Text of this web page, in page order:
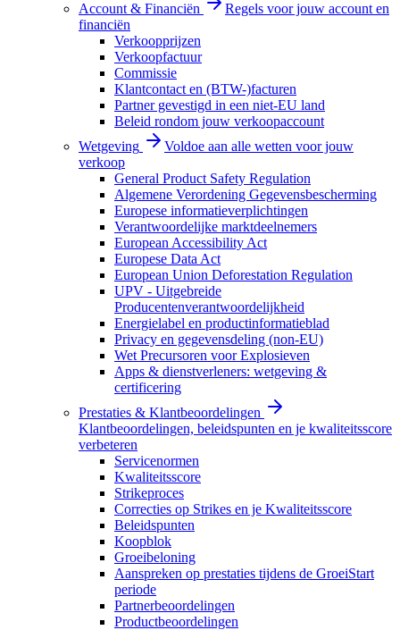
Account & Financiën
Regels voor jouw account en
financiën
Verkoopprijzen
Verkoopfactuur
Commissie
Klantcontact en (BTW-)facturen
Partner gevestigd in een niet-EU land
Beleid rondom jouw verkoopaccount
Wetgeving
Voldoe aan alle wetten voor jouw
verkoop
General Product Safety Regulation
Algemene Verordening Gegevensbescherming
Europese informatieverplichtingen
Verantwoordelijke marktdeelnemers
European Accessibility Act
Europese Data Act
European Union Deforestation Regulation
UPV - Uitgebreide
Producentenverantwoordelijkheid
Energielabel en productinformatieblad
Privacy en gegevensdeling (non-EU)
Wet Precursoren voor Explosieven
Apps & dienstverleners: wetgeving &
certificering
Prestaties & Klantbeoordelingen
Klantbeoordelingen, beleidspunten en je kwaliteitsscore
verbeteren
Servicenormen
Kwaliteitsscore
Strikeproces
Correcties op Strikes en je Kwaliteitsscore
Beleidspunten
Koopblok
Groeibeloning
Aanspreken op prestaties tijdens de GroeiStart
periode
Partnerbeoordelingen
Productbeoordelingen